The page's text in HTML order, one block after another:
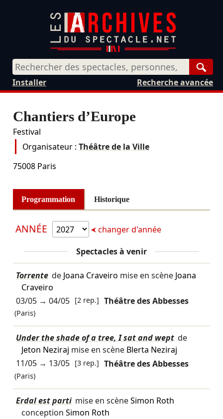
Recherche avancée
Installer
Chantiers d’Europe
Festival
Organisateur : Théâtre de la Ville
75008 Paris
Programmation Historique
ANNÉE changer d'année
Spectacles à venir
Torrente de Joana Craveiro mise en scène Joana
Craveiro
03/05→ 04/05 [2 rep.] Théâtre des Abbesses
(Paris)
Under the shade of a tree, I sat and wept de
Jeton Neziraj mise en scène Blerta Neziraj
11/05→ 13/05 [3 rep.] Théâtre des Abbesses
(Paris)
Erdal est parti mise en scèneSimon Roth
conception Simon Roth